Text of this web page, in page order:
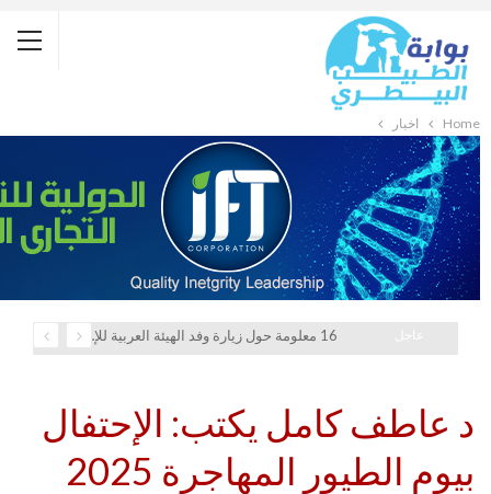
Home أخبار
16 معلومة حول زيارة وفد الهيئة العربية للإستثمار والإنماء الزراعي إلي السعودية
د عاطف كامل يكتب: الإحتفال
بيوم الطيور المهاجرة 2025